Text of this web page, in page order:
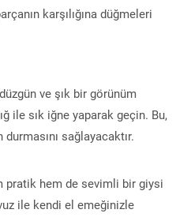
karşılığına düğmeleri
ve şık bir görünüm
ile sık iğne yaparak geçin. Bu,
sağlayacaktır.
pratik hem de sevimli bir giysi
ile kendi el emeğinizle